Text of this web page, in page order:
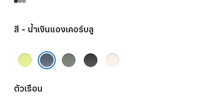
สี - น้ำเงินแองเคอร์บลู
เหลือง
นีออนน้ำเงินแองเคอร์บลู
เทา
เขียว
ดำ
ชม
ตัวเรือน